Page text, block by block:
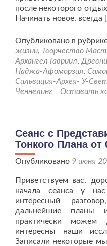
после некоторого
Начинать новое, всегда
Опубликовано в
жизни, Творчество
Архангел Гавриил,
Наджа-Афоморзия,
Сильвиция-Архея- У-
Ченнелинг
Оставить
Сеанс с
Тонкого Плана от
Опубликовано 9 июня
Приветствуем вас,
начала сеанса у
интересный
дальнейшие
практически
интересны наши
Записали некоторые